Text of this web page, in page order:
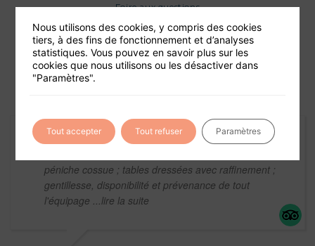
Foire aux questions
Conditions générales de vente
Mentions légales
Très belle soirée d'anniversaire de
péniche cossue ; tables dressées avec raffinement ;
gentillesse, disponibilité et prévenance de tout
l'équipage ...lire la suite
Nous utilisons des cookies, y compris des cookies
tiers, à des fins de fonctionnement et d’analyses
statistiques. Vous pouvez en savoir plus sur les
cookies que nous utilisons ou les désactiver dans
"Paramètres".
Tout accepter Tout refuser Paramètres